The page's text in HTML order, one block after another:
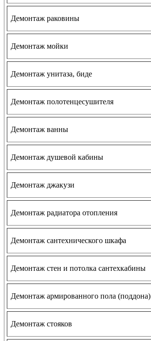
Демонтаж раковины
Демонтаж мойки
Демонтаж унитаза, биде
Демонтаж полотенцесушителя
Демонтаж ванны
Демонтаж душевой кабины
Демонтаж джакузи
Демонтаж радиатора отопления
Демонтаж сантехнического шкафа
Демонтаж стен и потолка сантехкабины
Демонтаж армированного пола (поддона)
Демонтаж стояков